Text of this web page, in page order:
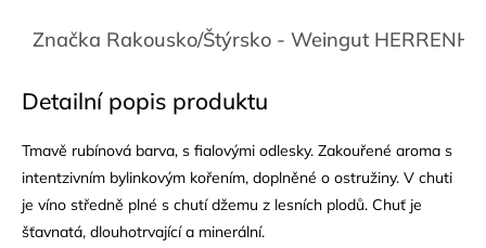
Značka Rakousko/Štýrsko - Weingut
Detailní popis produktu
Tmavě rubínová barva, s fialovými odlesky. Zakouřené aroma s
intentzivním bylinkovým kořením, doplněné o ostružiny. V chuti
je víno středně plné s chutí džemu z lesních plodů. Chuť je
šťavnatá, dlouhotrvající a minerální.